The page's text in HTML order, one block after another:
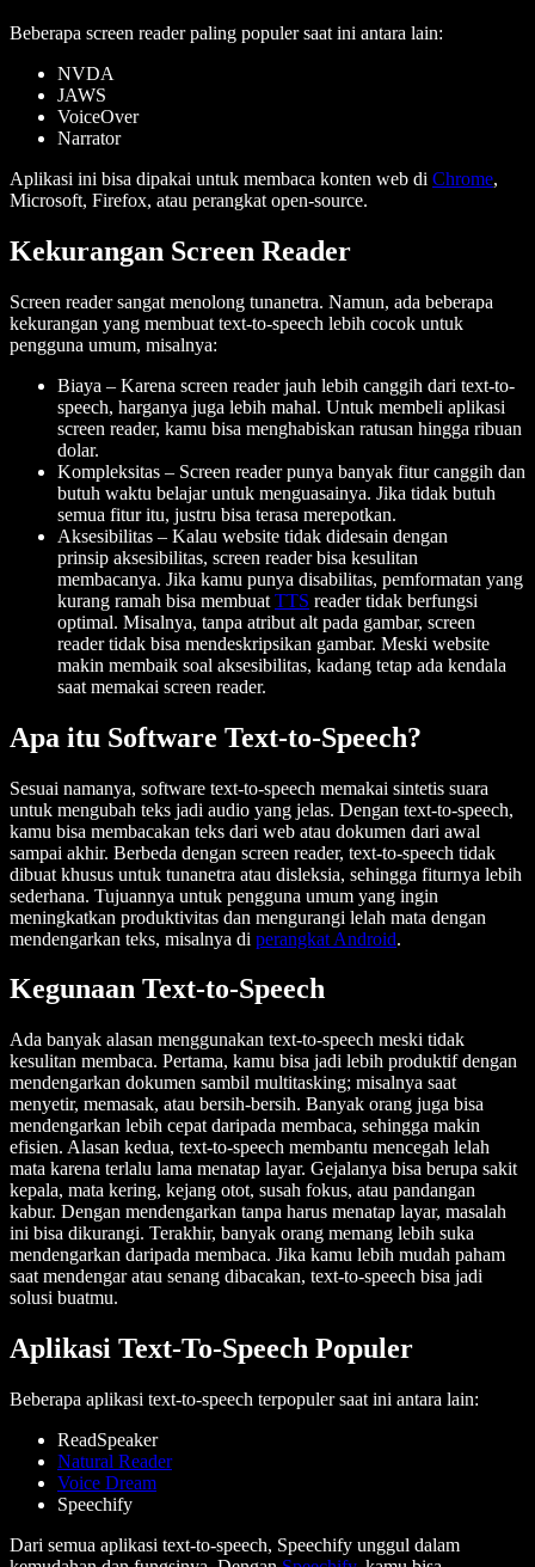
Beberapa screen reader paling populer saat ini antara lain:
NVDA
JAWS
VoiceOver
Narrator
Aplikasi ini bisa dipakai untuk membaca konten web di Chrome,
Microsoft, Firefox, atau perangkat open-source.
Kekurangan Screen Reader
Screen reader sangat menolong tunanetra. Namun, ada beberapa
kekurangan yang membuat text-to-speech lebih cocok untuk
pengguna umum, misalnya:
Biaya – Karena screen reader jauh lebih canggih dari text-to-
speech, harganya juga lebih mahal. Untuk membeli aplikasi
screen reader, kamu bisa menghabiskan ratusan hingga ribuan
dolar.
Kompleksitas – Screen reader punya banyak fitur canggih dan
butuh waktu belajar untuk menguasainya. Jika tidak butuh
semua fitur itu, justru bisa terasa merepotkan.
Aksesibilitas – Kalau website tidak didesain dengan
prinsip aksesibilitas, screen reader bisa kesulitan
membacanya. Jika kamu punya disabilitas, pemformatan yang
kurang ramah bisa membuat TTS reader tidak berfungsi
optimal. Misalnya, tanpa atribut alt pada gambar, screen
reader tidak bisa mendeskripsikan gambar. Meski website
makin membaik soal aksesibilitas, kadang tetap ada kendala
saat memakai screen reader.
Apa itu Software Text-to-Speech?
Sesuai namanya, software text-to-speech memakai sintetis suara
untuk mengubah teks jadi audio yang jelas. Dengan text-to-speech,
kamu bisa membacakan teks dari web atau dokumen dari awal
sampai akhir. Berbeda dengan screen reader, text-to-speech tidak
dibuat khusus untuk tunanetra atau disleksia, sehingga fiturnya lebih
sederhana. Tujuannya untuk pengguna umum yang ingin
meningkatkan produktivitas dan mengurangi lelah mata dengan
mendengarkan teks, misalnya di perangkat Android.
Kegunaan Text-to-Speech
Ada banyak alasan menggunakan text-to-speech meski tidak
kesulitan membaca. Pertama, kamu bisa jadi lebih produktif dengan
mendengarkan dokumen sambil multitasking; misalnya saat
menyetir, memasak, atau bersih-bersih. Banyak orang juga bisa
mendengarkan lebih cepat daripada membaca, sehingga makin
efisien. Alasan kedua, text-to-speech membantu mencegah lelah
mata karena terlalu lama menatap layar. Gejalanya bisa berupa sakit
kepala, mata kering, kejang otot, susah fokus, atau pandangan
kabur. Dengan mendengarkan tanpa harus menatap layar, masalah
ini bisa dikurangi. Terakhir, banyak orang memang lebih suka
mendengarkan daripada membaca. Jika kamu lebih mudah paham
saat mendengar atau senang dibacakan, text-to-speech bisa jadi
solusi buatmu.
Aplikasi Text-To-Speech Populer
Beberapa aplikasi text-to-speech terpopuler saat ini antara lain:
ReadSpeaker
Natural Reader
Voice Dream
Speechify
Dari semua aplikasi text-to-speech, Speechify unggul dalam